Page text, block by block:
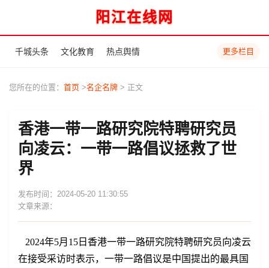
阳江在线网
千城头条 文化教育 热点舆情 更多栏目
您所在的位置： 首页 >名企名牌 > 正文
香港一带一路研究院特聘研究员
向凌云：一带一路倡议拯救了世
界
发布时间：2024-05-20 11:30:55
文章来源：
2024年5月15日香港一带一路研究院特聘研究员向凌云
在接受采访时表示，一带一路倡议是中国提出的最具国